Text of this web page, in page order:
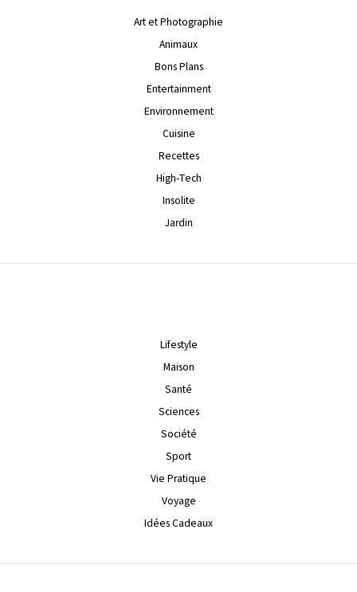
Art et Photographie
Animaux
Bons Plans
Entertainment
Environnement
Cuisine
Recettes
High-Tech
Insolite
Jardin
Lifestyle
Maison
Santé
Sciences
Société
Sport
Vie Pratique
Voyage
Idées Cadeaux